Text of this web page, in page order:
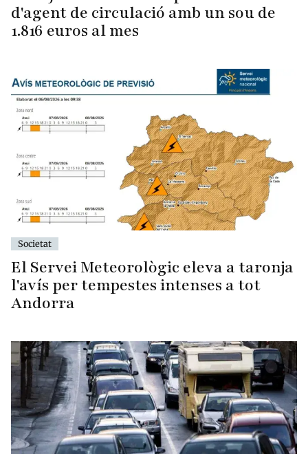
d'agent de circulació amb un sou de
1.816 euros al mes
Societat
El Servei Meteorològic eleva a taronja
l'avís per tempestes intenses a tot
Andorra